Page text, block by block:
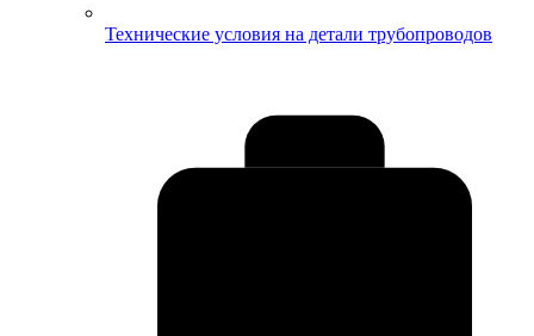
Технические условия на детали трубопроводов